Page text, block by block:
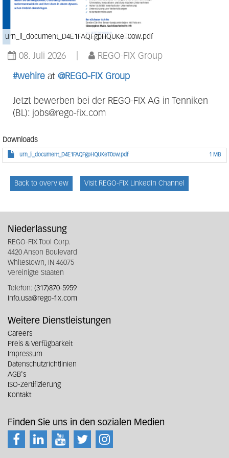
urn_li_document_D4E1FAQFgpHQUKeT0ow.pdf
08. Juli 2026 REGO-FIX Group
#wehire at @REGO-FIX Group
Jetzt bewerben bei der REGO-FIX AG in Tenniken
(BL): jobs@rego-fix.com
Downloads
urn_li_document_D4E1FAQFgpHQUKeT0ow.pdf 1 MB
Back to overview Visit REGO-FIX LinkedIn Channel
Niederlassung
REGO-FIX Tool Corp.
4420 Anson Boulevard
Whitestown, IN 46075
Vereinigte Staaten
Telefon: (317)870-5959
info.usa@rego-fix.com
Weitere Dienstleistungen
Careers
Preis & Verfügbarkeit
Impressum
Datenschutzrichtlinien
AGB's
ISO-Zertifizierung
Kontakt
Finden Sie uns in den sozialen Medien